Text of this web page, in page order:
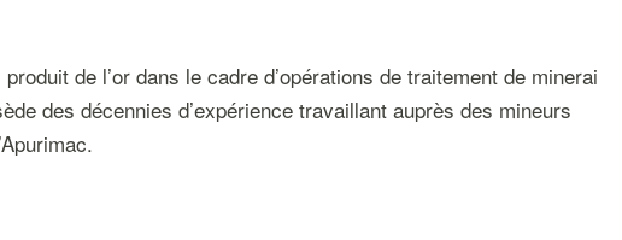
de l’or dans le cadre d’opérations de traitement de minerai
des décennies d’expérience travaillant auprès des mineurs